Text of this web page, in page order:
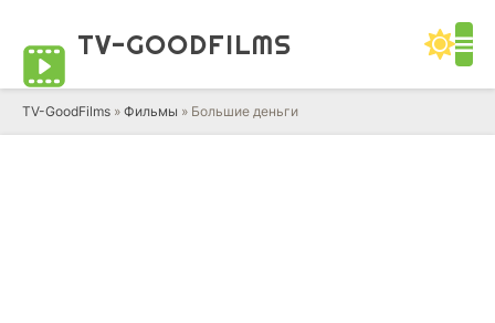
TV-GOODFILMS
TV-GoodFilms » Фильмы » Большие деньги